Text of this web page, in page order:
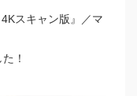
スキャン版』／マ
！